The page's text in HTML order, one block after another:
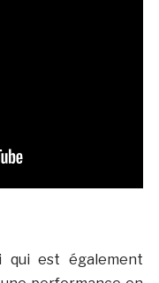
qui est également